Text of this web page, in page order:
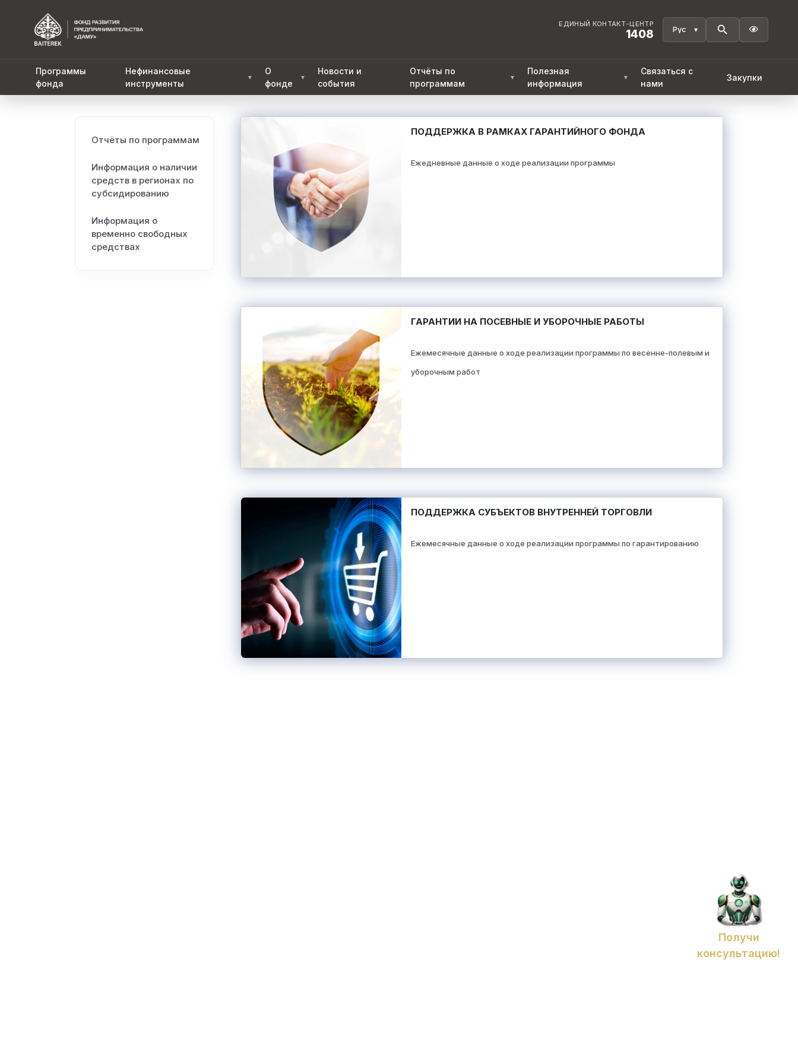
ЕДИНЫЙ КОНТАКТ-ЦЕНТР
1408 
Программы
фонда
Нефинансовые
инструменты
▼
О
фонде
▼
Новости и
события
Отчёты по
программам
▼
Полезная
информация
▼
Связаться с
нами
Закупки
Получи
консультацию!
Отчёты по программам
Информация о наличии
средств в регионах по
субсидированию
Информация о
временно свободных
средствах
ПОДДЕРЖКА В РАМКАХ ГАРАНТИЙНОГО ФОНДА
Ежедневные данные о ходе реализации программы
ГАРАНТИИ НА ПОСЕВНЫЕ И УБОРОЧНЫЕ РАБОТЫ
Ежемесячные данные о ходе реализации программы по весенне-полевым и
уборочным работ
ПОДДЕРЖКА СУБЪЕКТОВ ВНУТРЕННЕЙ ТОРГОВЛИ
Ежемесячные данные о ходе реализации программы по гарантированию